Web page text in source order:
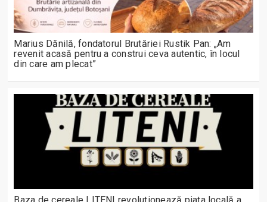
Marius Dănilă, fondatorul Brutăriei Rustik Pan: „Am
revenit acasă pentru a construi ceva autentic, în locul
din care am plecat”